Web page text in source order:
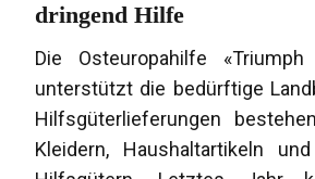
dringend Hilfe
Die Osteuropahilfe
unterstützt die bedürftige
Hilfsgüterlieferungen
Kleidern, Haushaltartikeln